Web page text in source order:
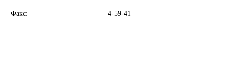
Факс: 4-59-41